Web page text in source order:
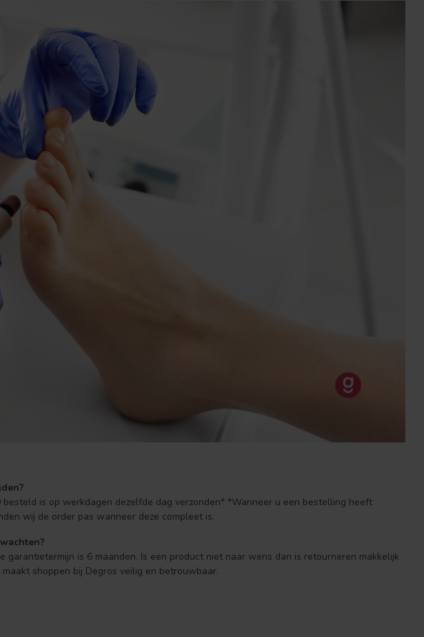
is op werkdagen dezelfde dag verzonden* *Wanneer u een bestelling heeft
wij de order pas wanneer deze compleet is.
is 6 maanden. Is een product niet naar wens dan is retourneren makkelijk
shoppen bij Degros veilig en betrouwbaar.